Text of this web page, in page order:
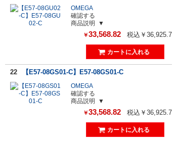
OMEGA
確認する
商品説明
￥33,568.82 税込￥36,925.7
22 【E57-08GS01-C】E57-08GS01-C
OMEGA
確認する
商品説明
￥33,568.82 税込￥36,925.7